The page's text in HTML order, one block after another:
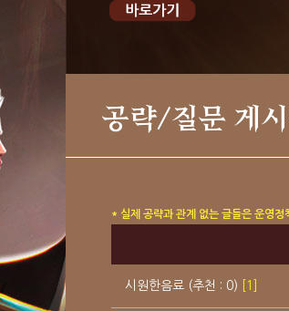
공략/질문 게
* 실제 공략과 관계 없는 글들은 운영정
시원한음료 (추천 : 0) [1]